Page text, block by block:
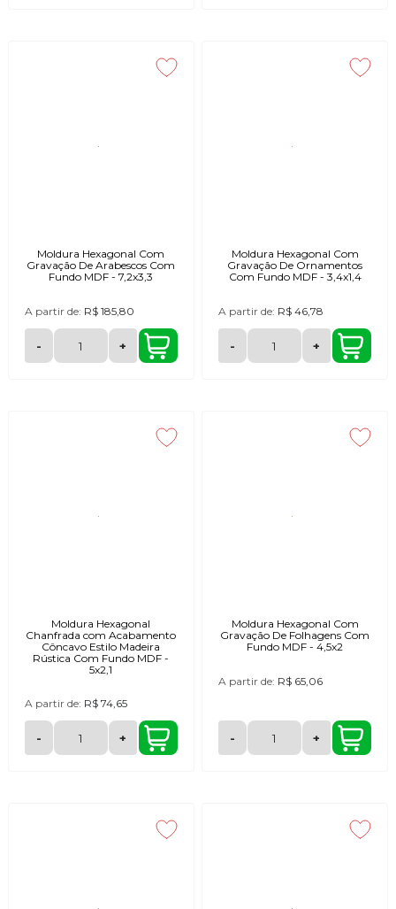
Moldura Hexagonal Com
Gravação De Arabescos Com
Fundo MDF - 7,2x3,3
A partir de: R$ 185,80
- +
Moldura Hexagonal Com
Gravação De Ornamentos
Com Fundo MDF - 3,4x1,4
A partir de: R$ 46,78
- +
Moldura Hexagonal
Chanfrada com Acabamento
Côncavo Estilo Madeira
Rústica Com Fundo MDF -
5x2,1
A partir de: R$ 74,65
- +
Moldura Hexagonal Com
Gravação De Folhagens Com
Fundo MDF - 4,5x2
A partir de: R$ 65,06
- +